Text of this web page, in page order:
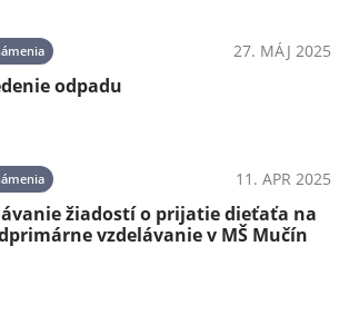
27. MÁJ 2025
odpadu
11. APR 2025
žiadostí o prijatie dieťaťa na
vzdelávanie v MŠ Mučín